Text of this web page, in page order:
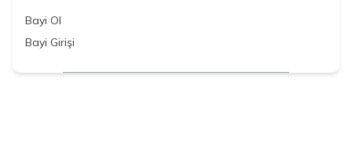
Bayi Ol
Bayi Girişi